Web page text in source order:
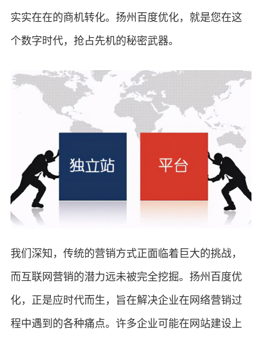
实实在在的商机转化。扬州百度优化，就是您在这
个数字时代，抢占先机的秘密武器。
我们深知，传统的营销方式正面临着巨大的挑战，
而互联网营销的潜力远未被完全挖掘。扬州百度优
化，正是应时代而生，旨在解决企业在网络营销过
程中遇到的各种痛点。许多企业可能在网站建设上